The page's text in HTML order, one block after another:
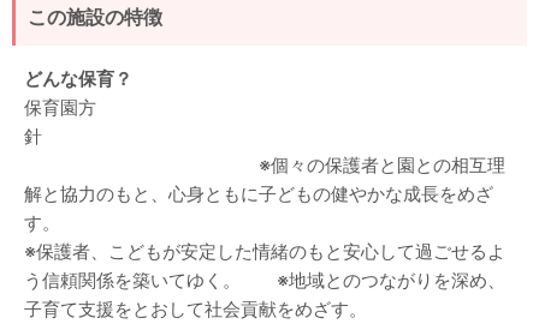
この施設の特徴
どんな保育？
保育園方
針
※個々の保護者と園との相互理
解と協力のもと、心身ともに子どもの健やかな成長をめざ
す。
※保護者、こどもが安定した情緒のもと安心して過ごせるよ
う信頼関係を築いてゆく。 ※地域とのつながりを深め、
子育て支援をとおして社会貢献をめざす。